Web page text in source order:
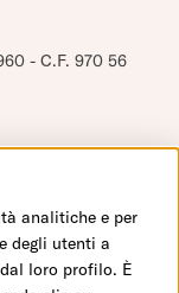
analitiche e per
degli utenti a
loro profilo. È
- C.F. 970 56
117 1008 - C/C P 350